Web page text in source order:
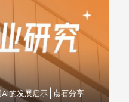
的发展启示 | 点石分享